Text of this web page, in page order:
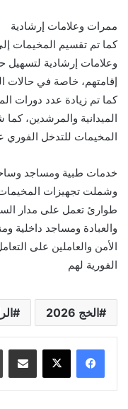
ممرات وعلامات إرشادية
كما تم تقسيم المخيمات
وعلامات إرشادية لتسهيل
إقامتهم، خاصة في حالات
كما تم زيادة عدد دورات
الميدانية والمرشدين،
المخيمات للتدخل الفوري
خدمات طبية ومساجد
وشملت تجهيزات
طوارئ تعمل على مدار
والعبادة ومساجد داخلية
الأمن والعاملين على
الفورية لهم
الخج 2026